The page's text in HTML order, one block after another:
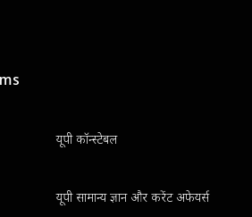
यूपी कॉन्स्टेबल
यूपी सामान्य ज्ञान और करेंट अफेयर्स